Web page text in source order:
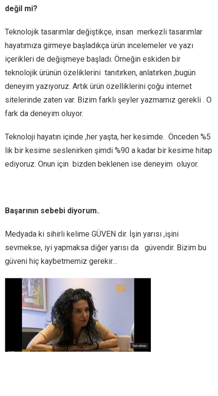
değil mi?
Teknolojik tasarımlar değiştikçe, insan merkezli tasarımlar
hayatımıza girmeye başladıkça ürün incelemeler ve yazı
içerikleri de değişmeye başladı. Örneğin eskiden bir
teknolojik ürünün özeliklerini tanıtırken, anlatırken ,bugün
deneyim yazıyoruz. Artık ürün özelliklerini çoğu internet
sitelerinde zaten var. Bizim farklı şeyler yazmamız gerekli . O
fark da deneyim oluyor.
Teknoloji hayatın içinde ,her yaşta, her kesimde. Önceden %5
lik bir kesime seslenirken şimdi %90 a kadar bir kesime hitap
ediyoruz. Onun için bizden beklenen ise deneyim oluyor.
Başarının sebebi diyorum..
Medyada ki sihirli kelime GÜVEN dir. İşin yarısı ,işini
sevmekse, iyi yapmaksa diğer yarısı da güvendir. Bizim bu
güveni hiç kaybetmemiz gerekir…